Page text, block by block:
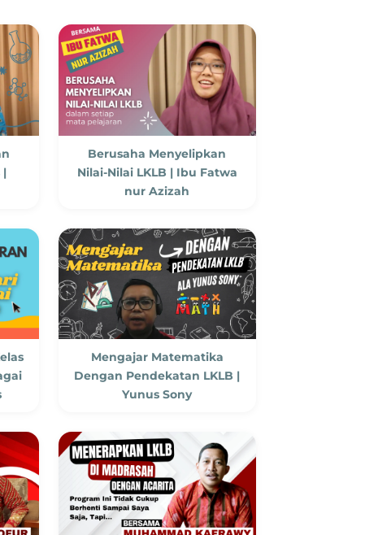
|
Berusaha Menyelipkan
Nilai-Nilai LKLB | Ibu Fatwa
nur Azizah
Mengajar Matematika
Dengan Pendekatan LKLB |
Yunus Sony